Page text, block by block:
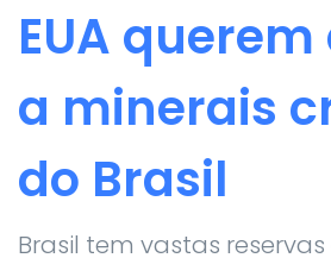
EUA
a minerais
do Brasil
Brasil tem vastas